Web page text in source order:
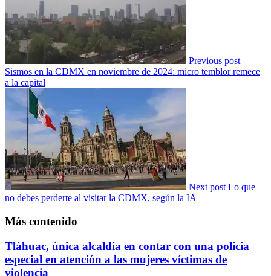
Previous post
Sismos en la CDMX en noviembre de 2024: micro temblor remece
a la capital
Next post Lo que
no debes perderte al visitar la CDMX, según la IA
Más contenido
Tláhuac, única alcaldía en contar con una policía
especial en atención a las mujeres víctimas de
violencia